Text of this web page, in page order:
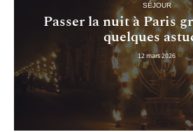
SÉJOUR
Passer la nuit à Paris
quelques
12 mars 2026